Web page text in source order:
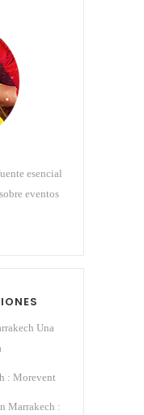
esencial
eventos
Una
: Morevent
Marrakech :